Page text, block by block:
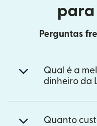
Perguntas
Qual é a
dinheiro da
Quanto